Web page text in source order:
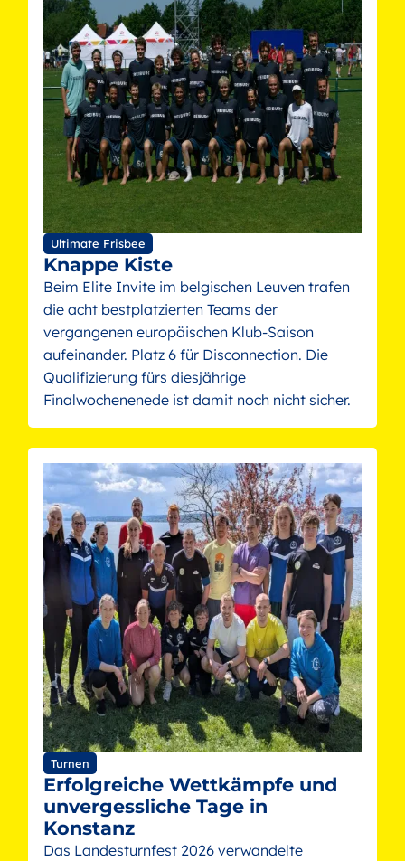
Ultimate Frisbee
Knappe Kiste
Beim Elite Invite im belgischen Leuven trafen
die acht bestplatzierten Teams der
vergangenen europäischen Klub-Saison
aufeinander. Platz 6 für Disconnection. Die
Qualifizierung fürs diesjährige
Finalwochenenede ist damit noch nicht sicher.
Turnen
Erfolgreiche Wettkämpfe und
unvergessliche Tage in
Konstanz
Das Landesturnfest 2026 verwandelte